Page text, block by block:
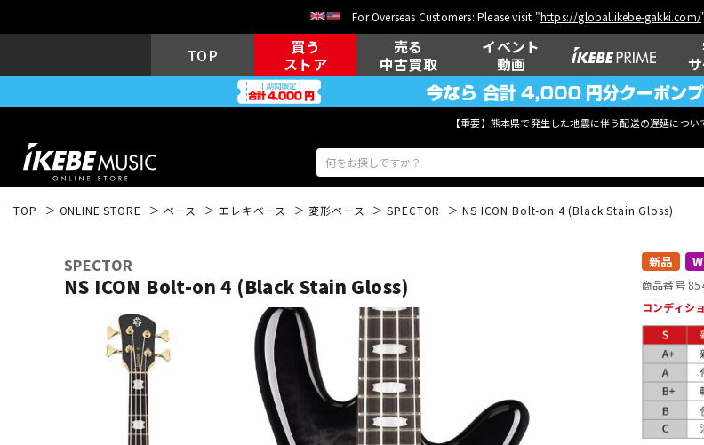
For Overseas Customers: Please visit "https://global.ikebe-gakki.com/
TOP
買う
ストア
売る
中古買取
イベント
動画
【重要】熊本県で発生した地震に伴う配送の遅延につい
ウク
キーボード 電子ピアノ その
DJ機器 DTM オンラ
イン納品
レコ
グ機
TOP ONLINE STORE ベース エレキベース 変形ベース SPECTOR NS ICON Bolt-on 4 (Black Stain Gloss)
SPECTOR
NS ICON Bolt-on 4 (Black Stain Gloss)
新品
商品番号
コンディシ